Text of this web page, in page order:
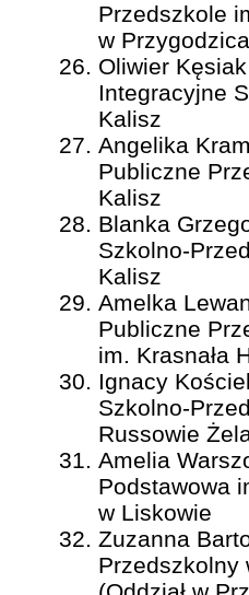
Przedszkole
w
Oliwier
Integracyjne
Kalisz
Angelika
Publiczne
Kalisz
Blanka
Szkolno-
Kalisz
Amelka
Publiczne
im. Krasnała
Ignacy
Szkolno-
Russowie
Amelia
Podstawowa
w Liskowie
Zuzanna
Przedszkolny